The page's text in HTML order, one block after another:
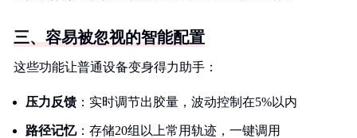
三、容易被忽视的智能配置
这些功能让普通设备变身得力助手：
压力反馈 ：实时调节出胶量，波动控制在5%以内
路径记忆：存储20组以上常用轨迹，一键调用